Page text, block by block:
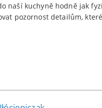
naší kuchyně hodně jak
pozornost detailům,